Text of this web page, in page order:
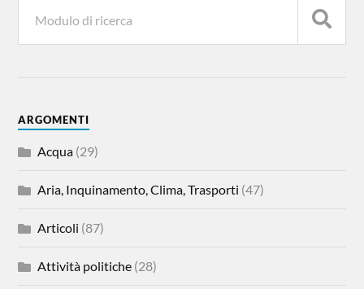
ARGOMENTI
Acqua (29)
Aria, Inquinamento, Clima, Trasporti (47)
Articoli (87)
Attività politiche (28)